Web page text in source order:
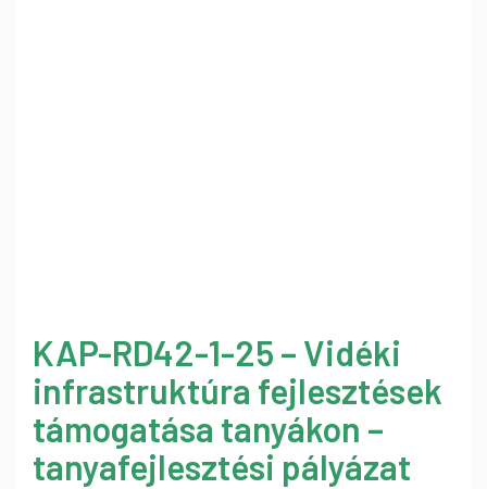
KAP-RD42-1-25 – Vidéki
infrastruktúra fejlesztések
támogatása tanyákon –
tanyafejlesztési pályázat